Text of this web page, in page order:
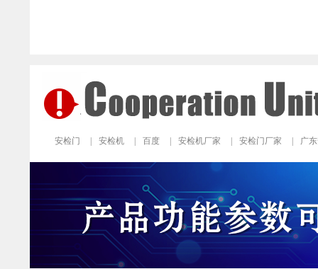
安检门 安检机 百度 安检机厂家 安检门厂家 广